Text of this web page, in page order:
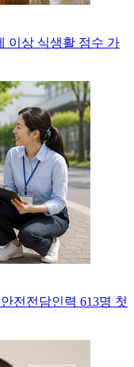
이상 식생활 점수 가
전전담인력 613명 첫